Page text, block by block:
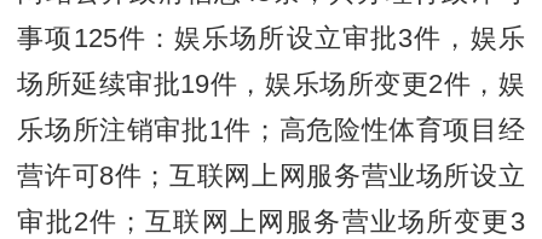
事项125件：娱乐场所设立审批3件，娱乐
场所延续审批19件，娱乐场所变更2件，娱
乐场所注销审批1件；高危险性体育项目经
营许可8件；互联网上网服务营业场所设立
审批2件；互联网上网服务营业场所变更3